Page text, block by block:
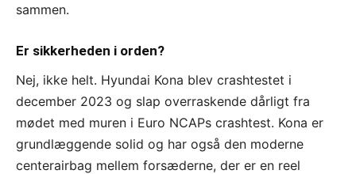
sammen.
Er sikkerheden i orden?
Nej, ikke helt. Hyundai Kona blev crashtestet i
december 2023 og slap overraskende dårligt fra
mødet med muren i Euro NCAPs crashtest. Kona er
grundlæggende solid og har også den moderne
centerairbag mellem forsæderne, der er en reel